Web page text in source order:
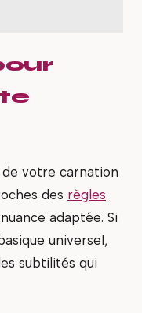
votre carnation
des règles
adaptée. Si
universel,
subtilités qui